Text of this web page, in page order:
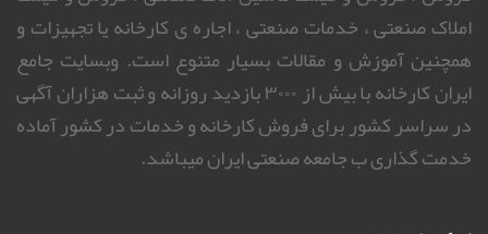
املاک صنعتی ، خدمات صنعتی ، اجاره ی کارخانه یا تجهیزات و
همچنین آموزش و مقالات بسیار متنوع است. وبسایت جامع
ایران کارخانه با بیش از ۳۰۰۰ بازدید روزانه و ثبت هزاران آگهی
در سراسر کشور برای فروش کارخانه و خدمات در کشور آماده
خدمت گذاری ب جامعه صنعتی ایران میباشد.